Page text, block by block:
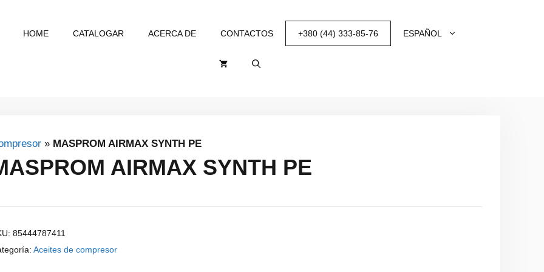
HOME CATALOGAR ACERCA DE CONTACTOS +380 (44) 333-85-76 ESPAÑOL
» MASPROM AIRMAX SYNTH PE
AIRMAX SYNTH PE
85444787411
Aceites de compresor